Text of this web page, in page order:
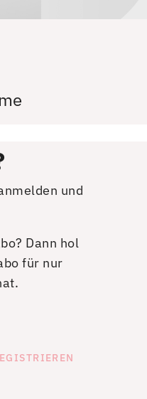
und
Dann hol
für nur